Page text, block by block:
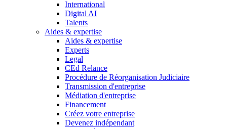
International
Digital AI
Talents
Aides & expertise
Aides & expertise
Experts
Legal
CEd Relance
Procédure de Réorganisation Judiciaire
Transmission d'entreprise
Médiation d'entreprise
Financement
Créez votre entreprise
Devenez indépendant